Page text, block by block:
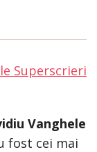
Superscrieri
Vanghele
fost cei mai